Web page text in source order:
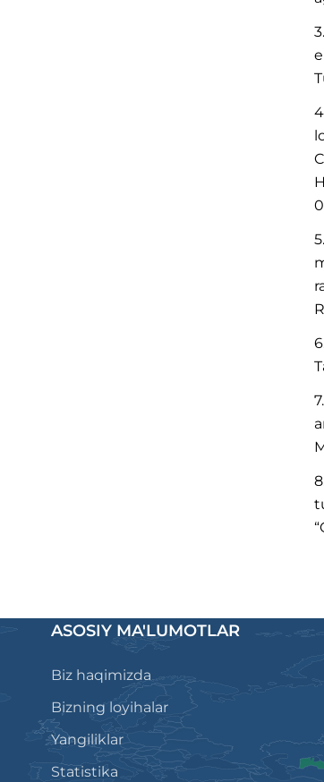
ASOSIY MA'LUMOTLAR
Biz haqimizda
Bizning loyihalar
Yangiliklar
Statistika